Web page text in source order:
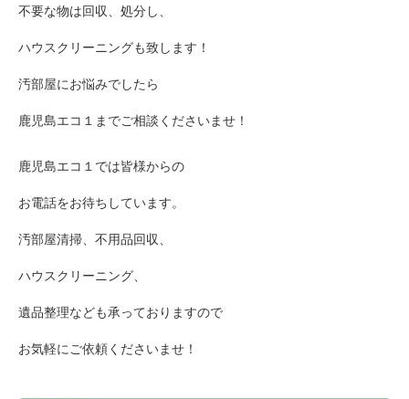
不要な物は回収、処分し、
ハウスクリーニングも致します！
汚部屋にお悩みでしたら
鹿児島エコ１までご相談くださいませ！
鹿児島エコ１では皆様からの
お電話をお待ちしています。
汚部屋清掃、不用品回収、
ハウスクリーニング、
遺品整理なども承っておりますので
お気軽にご依頼くださいませ！